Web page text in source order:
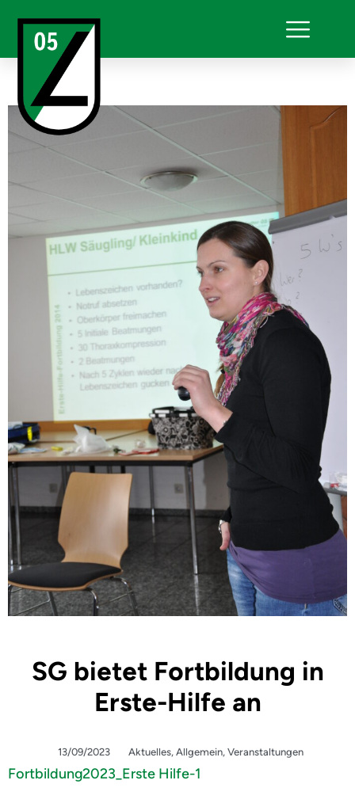
SG bietet Fortbildung in
Erste-Hilfe an
13/09/2023 Aktuelles, Allgemein, Veranstaltungen
Fortbildung2023_Erste Hilfe-1